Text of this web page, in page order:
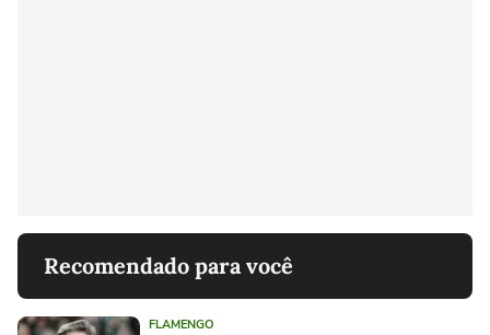
Recomendado para você
FLAMENGO